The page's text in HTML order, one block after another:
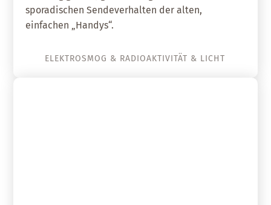
sporadischen Sendeverhalten der alten,
einfachen „Handys“.
ELEKTROSMOG & RADIOAKTIVITÄT & LICHT